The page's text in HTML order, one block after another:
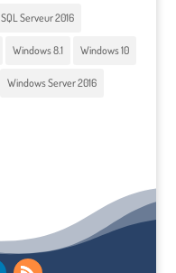
SQL Serveur 2016
Windows 8.1 Windows 10
Windows Server 2016